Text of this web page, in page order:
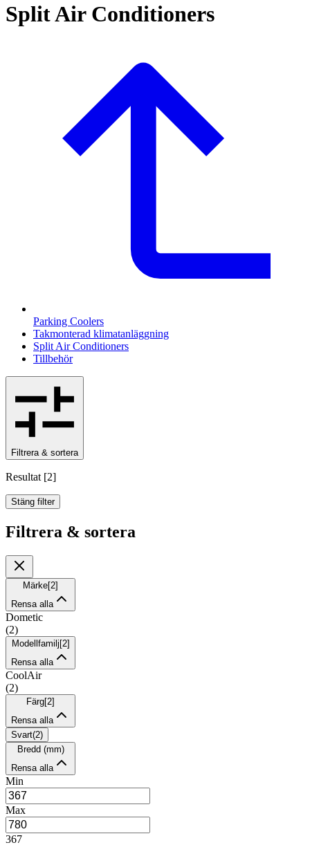
Split Air Conditioners
Parking Coolers
Takmonterad klimatanläggning
Split Air Conditioners
Tillbehör
Filtrera & sortera
Resultat [2]
Stäng filter
Filtrera & sortera
Märke[2]
Rensa alla
Dometic
(2)
Modellfamilj [2]
Rensa alla
CoolAir
(2)
Färg[2]
Rensa alla
Svart(2)
Bredd (mm)
Rensa alla
Min
Max
367